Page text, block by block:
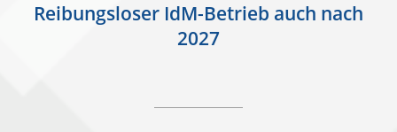
Reibungsloser IdM-Betrieb auch nach
2027